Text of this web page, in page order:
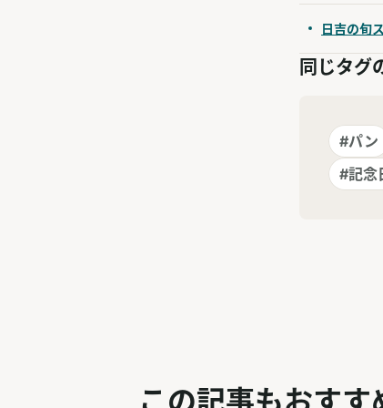
日吉の旬
同じタグ
#パン
#記念